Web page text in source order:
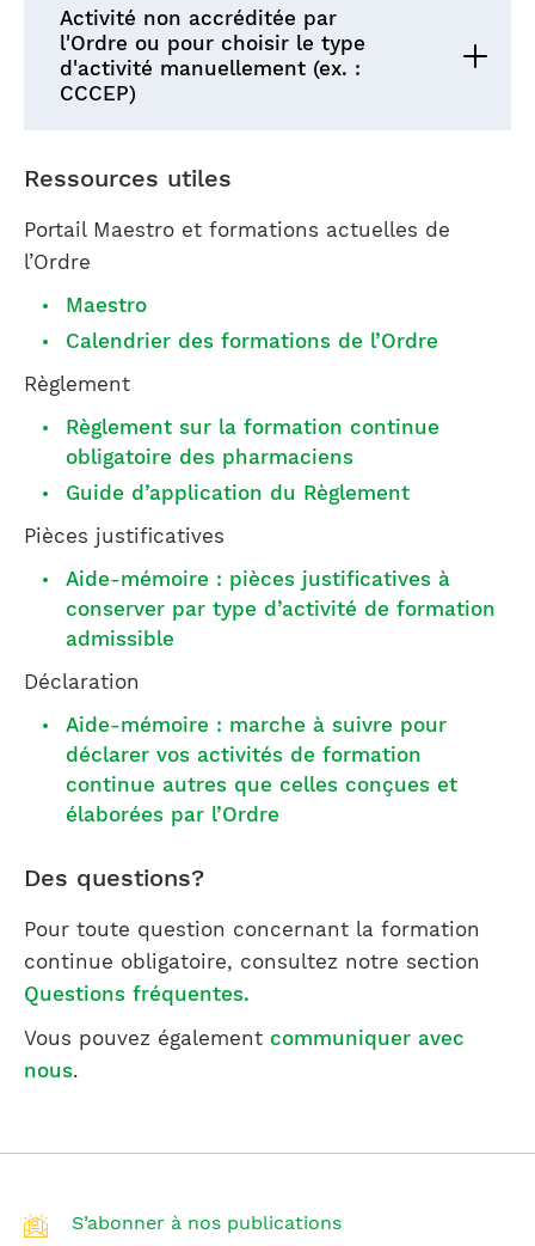
Activité non accréditée par
l'Ordre ou pour choisir le type
d'activité manuellement (ex. :
CCCEP)
Ressources utiles
Portail Maestro et formations actuelles de
l’Ordre
Maestro
Calendrier des formations de l’Ordre
Règlement
Règlement sur la formation continue
obligatoire des pharmaciens
Guide d’application du Règlement
Pièces justificatives
Aide-mémoire : pièces justificatives à
conserver par type d’activité de formation
admissible
Déclaration
Aide-mémoire : marche à suivre pour
déclarer vos activités de formation
continue autres que celles conçues et
élaborées par l’Ordre
Des questions?
Pour toute question concernant la formation
continue obligatoire, consultez notre section
Questions fréquentes.
Vous pouvez également communiquer avec
nous.
S’abonner à nos publications